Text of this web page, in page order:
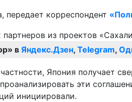
передает корреспондент
в Яндекс.Дзен, Telegram,
Япония получает
эти
инициировали.